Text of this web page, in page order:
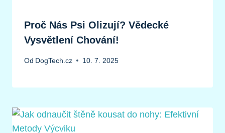
Proč Nás Psi Olizují? Vědecké
Vysvětlení Chování!
Od DogTech.cz 10. 7. 2025